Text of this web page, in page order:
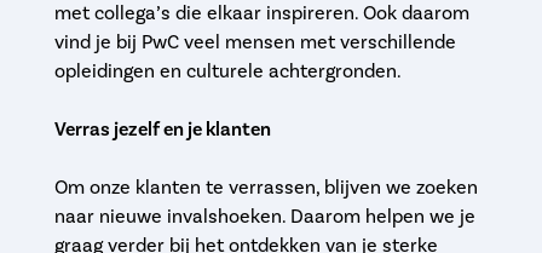
met collega’s die elkaar inspireren. Ook daarom
vind je bij PwC veel mensen met verschillende
opleidingen en culturele achtergronden.
Verras jezelf en je klanten
Om onze klanten te verrassen, blijven we zoeken
naar nieuwe invalshoeken. Daarom helpen we je
graag verder bij het ontdekken van je sterke